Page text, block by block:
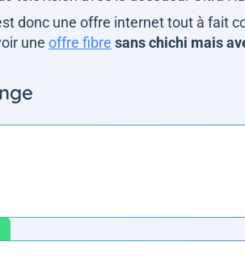
donc une offre internet tout à fait
une offre fibre sans chichi mais